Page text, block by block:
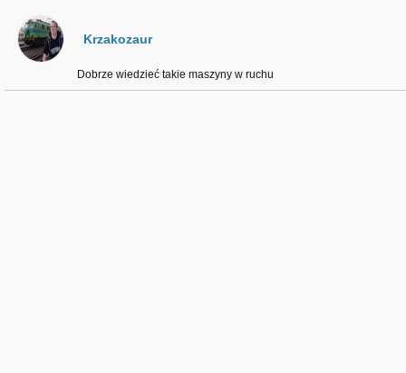
Krzakozaur
Dobrze wiedzieć takie maszyny w ruchu